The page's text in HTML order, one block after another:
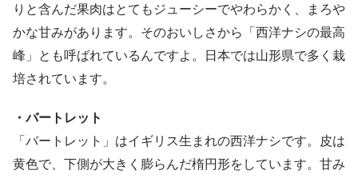
りと含んだ果肉はとてもジューシーでやわらかく、まろや
かな甘みがあります。そのおいしさから「西洋ナシの最高
峰」とも呼ばれているんですよ。日本では山形県で多く栽
培されています。
・バートレット
「バートレット」はイギリス生まれの西洋ナシです。皮は
黄色で、下側が大きく膨らんだ楕円形をしています。甘み